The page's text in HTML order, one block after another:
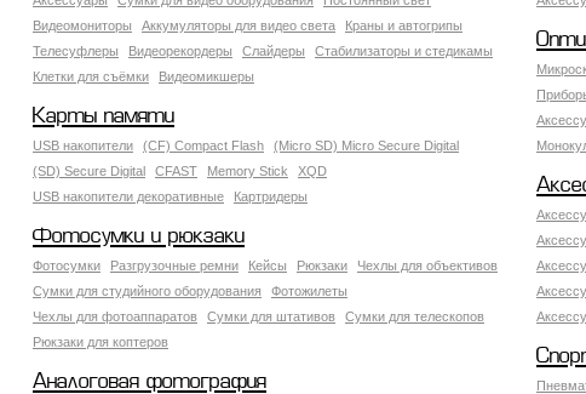
Видеомониторы
Аккумуляторы для видео света
Краны и автогрипы
Телесуфлеры
Видеорекордеры Слайдеры
Стабилизаторы и стедикамы
Клетки для съёмки
Видеомикшеры
Карты памяти
USB накопители (CF) Compact Flash
(Micro SD) Micro Secure Digital
(SD) Secure Digital
CFAST Memory Stick
XQD
USB накопители декоративные
Картридеры
Фотосумки и рюкзаки
Фотосумки Разгрузочные ремни Кейсы Рюкзаки
Чехлы для объективов
Сумки для студийного оборудования
Фотожилеты
Чехлы для фотоаппаратов
Сумки для штативов
Сумки для телескопов
Рюкзаки для коптеров
Аналоговая фотография